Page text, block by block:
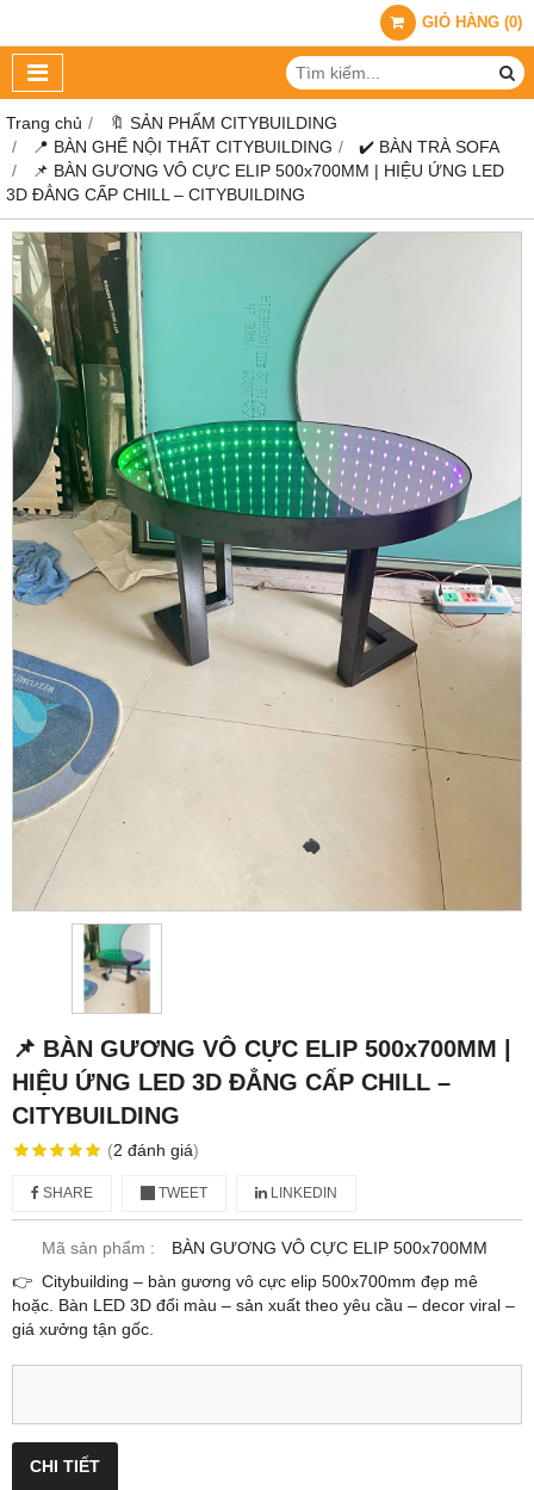
GIỎ HÀNG (0)
Trang chủ
🔖 SẢN PHẨM CITYBUILDING
📍 BÀN GHẾ NỘI THẤT CITYBUILDING
✔️ BÀN TRÀ SOFA
📌 BÀN GƯƠNG VÔ CỰC ELIP 500x700MM | HIỆU ỨNG LED
3D ĐẲNG CẤP CHILL – CITYBUILDING
📌 BÀN GƯƠNG VÔ CỰC ELIP 500x700MM |
HIỆU ỨNG LED 3D ĐẲNG CẤP CHILL –
CITYBUILDING
(2 đánh giá)
SHARE TWEET LINKEDIN
Mã sản phẩm :
BÀN GƯƠNG VÔ CỰC ELIP 500x700MM
👉 Citybuilding – bàn gương vô cực elip 500x700mm đẹp mê
hoặc. Bàn LED 3D đổi màu – sản xuất theo yêu cầu – decor viral –
giá xưởng tận gốc.
CHI TIẾT